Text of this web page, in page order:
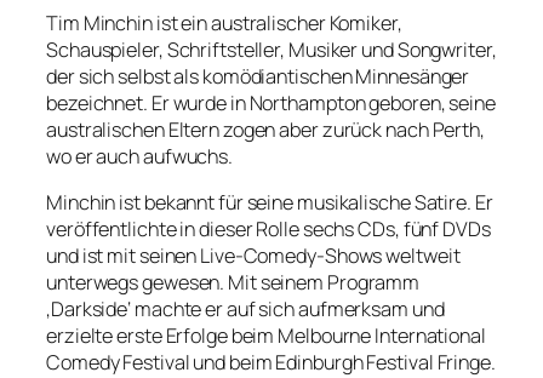
Tim Minchin ist ein australischer Komiker,
Schauspieler, Schriftsteller, Musiker und Songwriter,
der sich selbst als komödiantischen Minnesänger
bezeichnet. Er wurde in Northampton geboren, seine
australischen Eltern zogen aber zurück nach Perth,
wo er auch aufwuchs.
Minchin ist bekannt für seine musikalische Satire. Er
veröffentlichte in dieser Rolle sechs CDs, fünf DVDs
und ist mit seinen Live-Comedy-Shows weltweit
unterwegs gewesen. Mit seinem Programm
‚Darkside‘ machte er auf sich aufmerksam und
erzielte erste Erfolge beim Melbourne International
Comedy Festival und beim Edinburgh Festival Fringe.